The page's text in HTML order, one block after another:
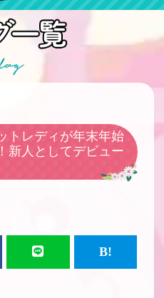
トレディが年末年始
新人としてデビュー